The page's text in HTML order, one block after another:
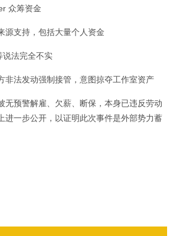
众筹资金
源支持，包括大量个人资金
说法完全不实
非法发动强制接管，意图掠夺工作室资产
无预警解雇、欠薪、断保，本身已违反劳动
进一步公开，以证明此次事件是外部势力蓄